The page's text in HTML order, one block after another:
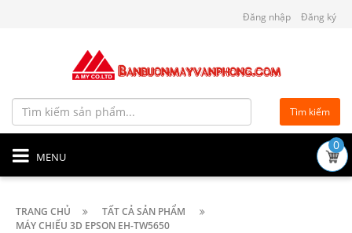
Đăng nhập Đăng ký
Tìm kiếm
MENU
0
TRANG CHỦ
TẤT CẢ SẢN PHẨM
MÁY CHIẾU 3D EPSON EH-TW5650